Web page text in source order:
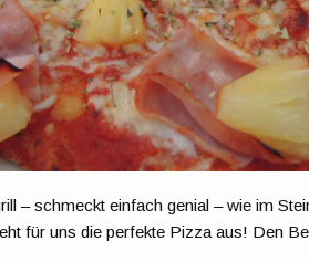
– schmeckt einfach genial – wie im
für uns die perfekte Pizza aus! Den